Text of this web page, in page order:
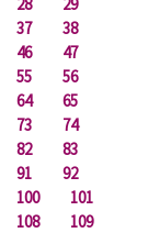
37
38
46
47
55
56
64
65
73
74
82
83
91
92
100
101
108
109